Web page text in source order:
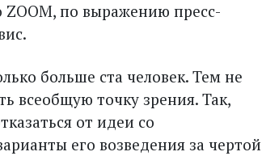
по выражению пресс-
больше ста человек. Тем не
всеобщую точку зрения. Так,
от идеи со
его возведения за чертой